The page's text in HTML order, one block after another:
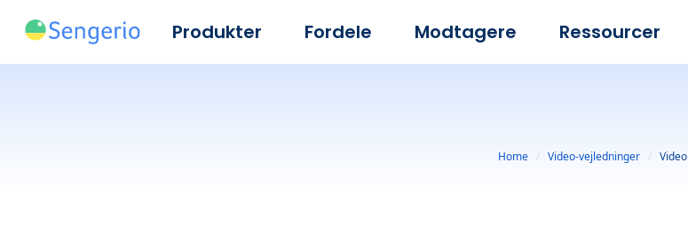
Produkter Fordele Modtagere Ressourcer
Home Video-vejledninger Video